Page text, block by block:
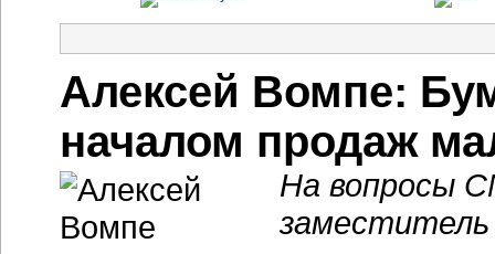
Алексей Вомпе:
началом продаж
На вопросы
заместитель